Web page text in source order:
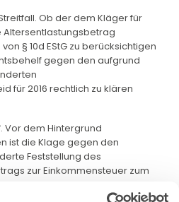
Ob der dem Kläger für
Altersentlastungsbetrag
§ 10d EStG zu berücksichtigen
gegen den aufgrund
für 2016 rechtlich zu klären
Vor dem Hintergrund
ist die Klage gegen den
Feststellung des
zur Einkommensteuer zum